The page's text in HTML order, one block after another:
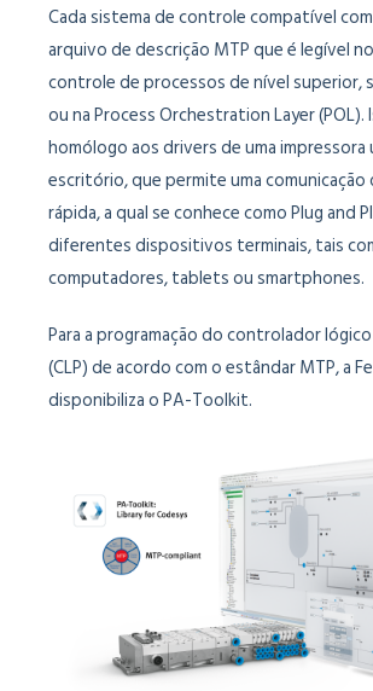
Cada sistema de controle compatível
arquivo de descrição MTP que é legível
controle de processos de nível superior,
ou na Process Orchestration Layer (POL).
homólogo aos drivers de uma impressora
escritório, que permite uma comunicação
rápida, a qual se conhece como Plug and
diferentes dispositivos terminais, tais
computadores, tablets ou smartphones.
Para a programação do controlador
(CLP) de acordo com o estândar MTP, a
disponibiliza o PA-Toolkit.